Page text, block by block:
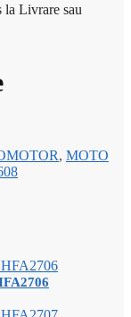
la Livrare sau
, MOTO